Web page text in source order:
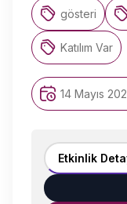
gösteri
Katılım Var
14 Mayıs
Etkinlik